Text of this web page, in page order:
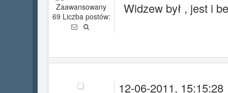
Zaawansowany
69 Liczba postów:
Widzew był , jest i
12-06-2011, 15:15:28